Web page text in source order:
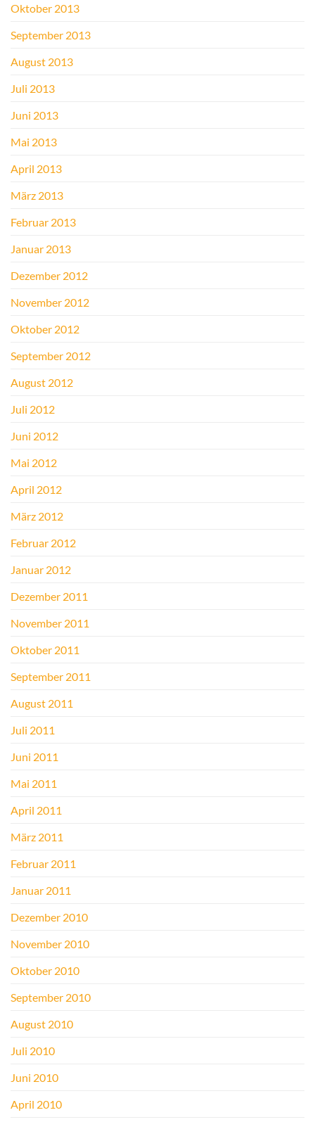
Oktober 2013
September 2013
August 2013
Juli 2013
Juni 2013
Mai 2013
April 2013
März 2013
Februar 2013
Januar 2013
Dezember 2012
November 2012
Oktober 2012
September 2012
August 2012
Juli 2012
Juni 2012
Mai 2012
April 2012
März 2012
Februar 2012
Januar 2012
Dezember 2011
November 2011
Oktober 2011
September 2011
August 2011
Juli 2011
Juni 2011
Mai 2011
April 2011
März 2011
Februar 2011
Januar 2011
Dezember 2010
November 2010
Oktober 2010
September 2010
August 2010
Juli 2010
Juni 2010
April 2010